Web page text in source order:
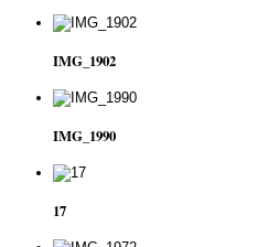
IMG_1902
IMG_1990
17